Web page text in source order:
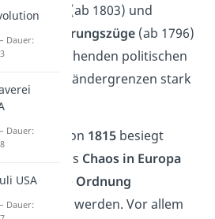
(ab 1803) und
Eroberungszüge (ab 1796)
den herrschenden politischen
und die Ländergrenzen stark
Napoleon 1815 besiegt
musste das Chaos in Europa
und eine Ordnung
werden. Vor allem
Dauer:
Dauer:
USA
Dauer: